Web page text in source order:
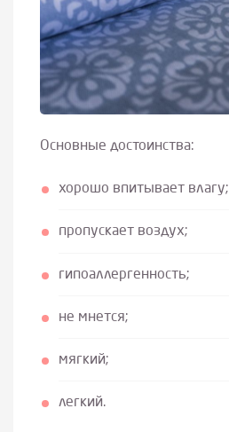
Основные достоинства:
хорошо впитывает влагу;
пропускает воздух;
гипоаллергенность;
не мнется;
мягкий;
легкий.